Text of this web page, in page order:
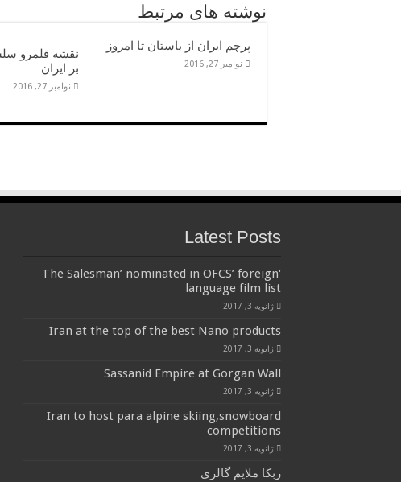
نوشته های مرتبط
پرچم ایران از باستان تا امروز
نوامبر 27, 2016
نقشه قلمرو
بر ایران
نوامبر 27, 2016
Latest Posts
‘The Salesman’ nominated in OFCS’ foreign
language film list
ژانویه 3, 2017
Iran at the top of the best Nano products
ژانویه 3, 2017
Sassanid Empire at Gorgan Wall
ژانویه 3, 2017
Iran to host para alpine skiing,snowboard
competitions
ژانویه 3, 2017
ربکا ملایم گالری